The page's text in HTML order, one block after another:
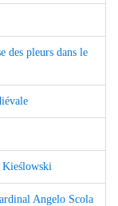
des pleurs dans le
Kieślowski
Angelo Scola